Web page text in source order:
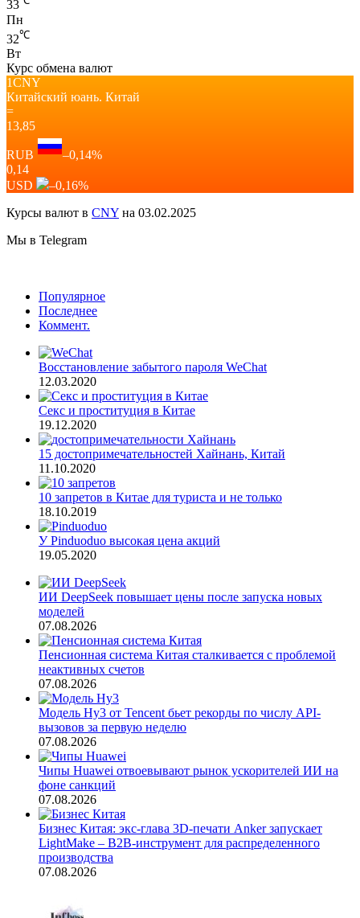
33
Пн
32℃
Вт
Курс обмена валют
1CNY
Китайский юань. Китай
=
13,85
RUB –0,14%
0,14
USD
–0,16%
Курсы валют в CNY на 03.02.2025
Мы в Telegram
Популярное
Последнее
Коммент.
Восстановление забытого пароля WeChat
12.03.2020
Секс и проституция в Китае
19.12.2020
15 достопримечательностей Хайнань, Китай
11.10.2020
10 запретов в Китае для туриста и не только
18.10.2019
У Pinduoduo высокая цена акций
19.05.2020
ИИ DeepSeek повышает цены после запуска новых
моделей
07.08.2026
Пенсионная система Китая сталкивается с проблемой
неактивных счетов
07.08.2026
Модель Hy3 от Tencent бьет рекорды по числу API-
вызовов за первую неделю
07.08.2026
Чипы Huawei отвоевывают рынок ускорителей ИИ на
фоне санкций
07.08.2026
Бизнес Китая: экс-глава 3D-печати Anker запускает
LightMake – B2B-инструмент для распределенного
производства
07.08.2026